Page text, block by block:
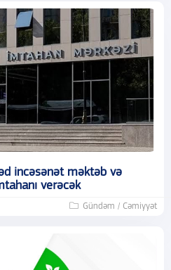
incəsənət məktəb və
verəcək
Gündəm / Cəmiyyət